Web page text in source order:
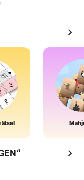
chevron_right
chevron_right